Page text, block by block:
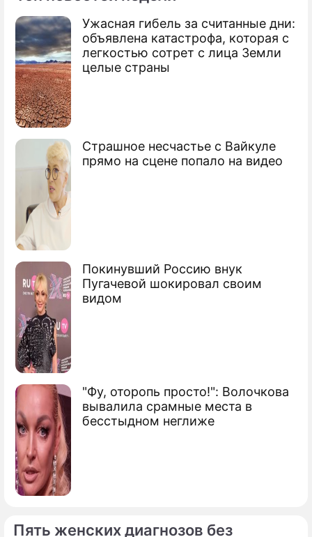
Ужасная гибель за считанные дни:
объявлена катастрофа, которая с
легкостью сотрет с лица Земли
целые страны
Страшное несчастье с Вайкуле
прямо на сцене попало на видео
Покинувший Россию внук
Пугачевой шокировал своим
видом
"Фу, оторопь просто!": Волочкова
вывалила срамные места в
бесстыдном неглиже
По теме
Что помогло развитию интернета
Самолеты Cessna следят за
гражданами
Хакеры оставили Госдеп США без
почты
Хакеры отбирают деньги на Уолл-стрит
Пять женских диагнозов без